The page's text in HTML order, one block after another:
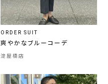
ORDER SUIT
爽やかなブルーコーデ
淀屋橋店